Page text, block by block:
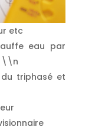
etc
eau par
triphasé et